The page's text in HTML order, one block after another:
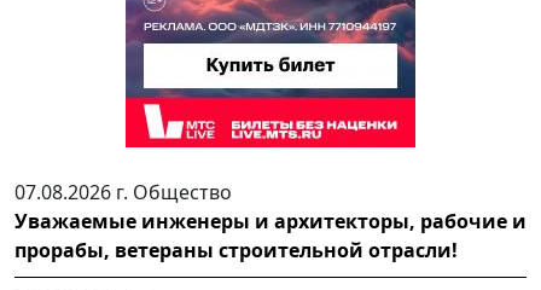
07.08.2026 г. Общество
Уважаемые инженеры и архитекторы, рабочие и
прорабы, ветераны строительной отрасли!